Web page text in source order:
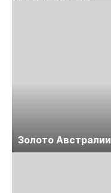
Золото Австралии